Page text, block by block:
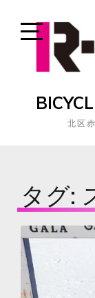
Open
Sidebar
北区
タグ: